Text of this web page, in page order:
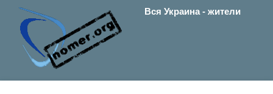
Вся Украина - жители